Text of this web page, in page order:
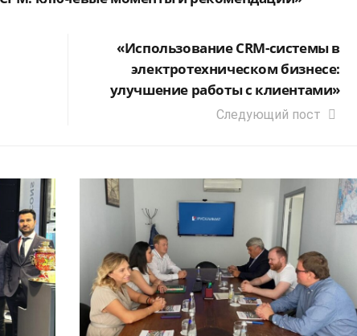
«Использование CRM-системы в
электротехническом бизнесе:
улучшение работы с клиентами»
Следующий пост